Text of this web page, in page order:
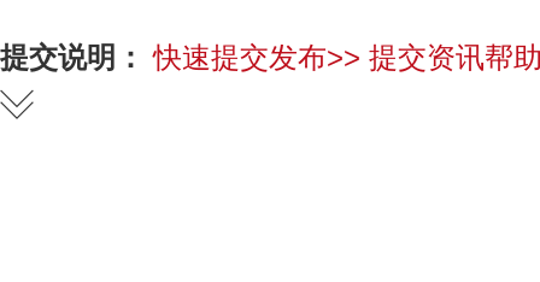
提交说明： 快速提交发布>> 提交资讯帮